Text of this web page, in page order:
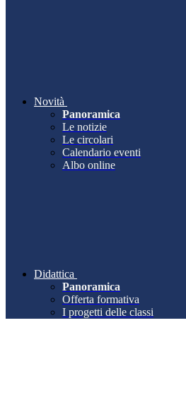
Novità
Panoramica
Le notizie
Le circolari
Calendario eventi
Albo online
Didattica
Panoramica
Offerta formativa
I progetti delle classi